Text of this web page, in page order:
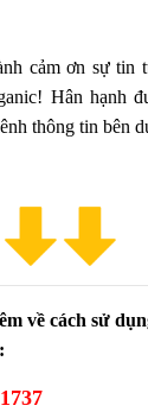
cảm ơn sự tin
Hân hạnh
thông tin bên
về cách sử